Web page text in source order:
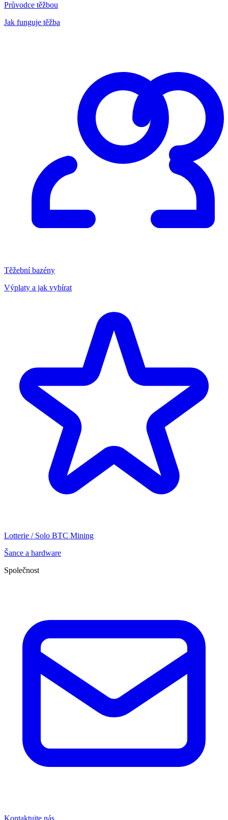
Průvodce těžbou
Jak funguje těžba
Těžební bazény
Výplaty a jak vybírat
Lotterie / Solo BTC Mining
Šance a hardware
Společnost
Kontaktujte nás